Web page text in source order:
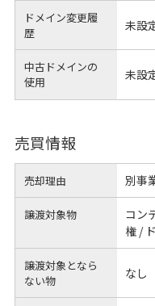
ドメイン変更履
歴
未設
中古ドメインの
使用
未設
売買情報
売却理由 別事
譲渡対象物
コン
権 /
譲渡対象となら
ない物
なし